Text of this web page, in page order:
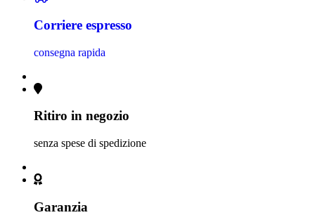
Corriere espresso
consegna rapida
Ritiro in negozio
senza spese di spedizione
Garanzia